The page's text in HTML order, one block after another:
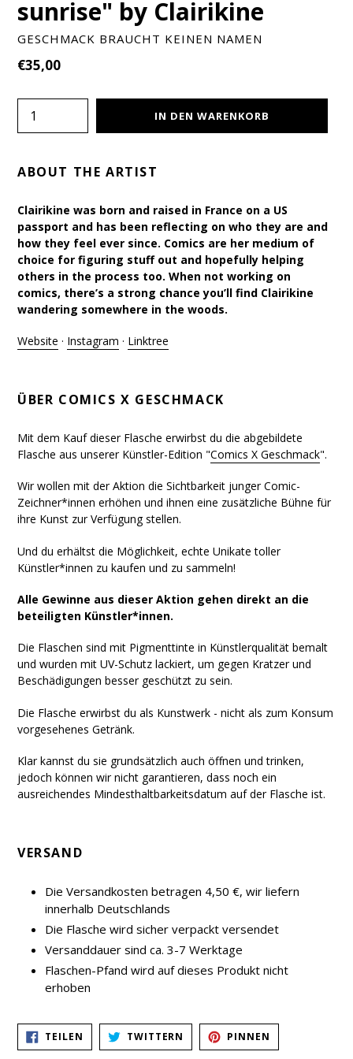
sunrise" by Clairikine
GESCHMACK BRAUCHT KEINEN NAMEN
Normaler
€35,00
IN DEN WARENKORB
ABOUT THE ARTIST
Clairikine was born and raised in France on a US
passport and has been reflecting on who they are and
how they feel ever since. Comics are her medium of
choice for figuring stuff out and hopefully helping
others in the process too. When not working on
comics, there’s a strong chance you’ll find Clairikine
wandering somewhere in the woods.
Website · Instagram · Linktree
ÜBER COMICS X GESCHMACK
Mit dem Kauf dieser Flasche erwirbst du die abgebildete
Flasche aus unserer Künstler-Edition "Comics X Geschmack".
Wir wollen mit der Aktion die Sichtbarkeit junger Comic-
Zeichner*innen erhöhen und ihnen eine zusätzliche Bühne für
ihre Kunst zur Verfügung stellen.
Und du erhältst die Möglichkeit, echte Unikate toller
Künstler*innen zu kaufen und zu sammeln!
Alle Gewinne aus dieser Aktion gehen direkt an die
beteiligten Künstler*innen.
Die Flaschen sind mit Pigmenttinte in Künstlerqualität bemalt
und wurden mit UV-Schutz lackiert, um gegen Kratzer und
Beschädigungen besser geschützt zu sein.
Die Flasche erwirbst du als Kunstwerk - nicht als zum Konsum
vorgesehenes Getränk.
Klar kannst du sie grundsätzlich auch öffnen und trinken,
jedoch können wir nicht garantieren, dass noch ein
ausreichendes Mindesthaltbarkeitsdatum auf der Flasche ist.
VERSAND
Die Versandkosten betragen 4,50 €, wir liefern
innerhalb Deutschlands
Die Flasche wird sicher verpackt versendet
Versanddauer sind ca. 3-7 Werktage
Flaschen-Pfand wird auf dieses Produkt nicht
erhoben
TEILEN
FACEBOOK
TEILEN
TWITTERN
TWITTER
TWITTERN
PINNEN
PINNEN